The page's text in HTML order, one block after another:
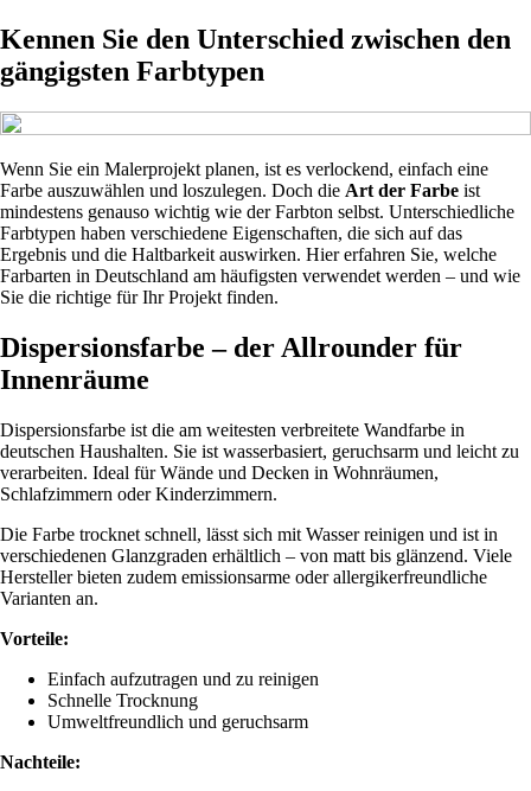
Kennen Sie den Unterschied zwischen den
gängigsten Farbtypen
Wenn Sie ein Malerprojekt planen, ist es verlockend, einfach eine
Farbe auszuwählen und loszulegen. Doch die Art der Farbe ist
mindestens genauso wichtig wie der Farbton selbst. Unterschiedliche
Farbtypen haben verschiedene Eigenschaften, die sich auf das
Ergebnis und die Haltbarkeit auswirken. Hier erfahren Sie, welche
Farbarten in Deutschland am häufigsten verwendet werden – und wie
Sie die richtige für Ihr Projekt finden.
Dispersionsfarbe – der Allrounder für
Innenräume
Dispersionsfarbe ist die am weitesten verbreitete Wandfarbe in
deutschen Haushalten. Sie ist wasserbasiert, geruchsarm und leicht zu
verarbeiten. Ideal für Wände und Decken in Wohnräumen,
Schlafzimmern oder Kinderzimmern.
Die Farbe trocknet schnell, lässt sich mit Wasser reinigen und ist in
verschiedenen Glanzgraden erhältlich – von matt bis glänzend. Viele
Hersteller bieten zudem emissionsarme oder allergikerfreundliche
Varianten an.
Vorteile:
Einfach aufzutragen und zu reinigen
Schnelle Trocknung
Umweltfreundlich und geruchsarm
Nachteile: